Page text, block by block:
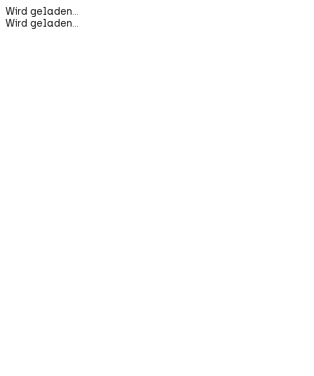
Wird geladen...
Wird geladen...